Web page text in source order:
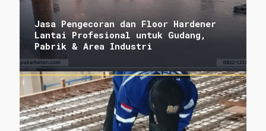
Jasa Pengecoran dan Floor Hardener
Lantai Profesional untuk Gudang,
Pabrik & Area Industri